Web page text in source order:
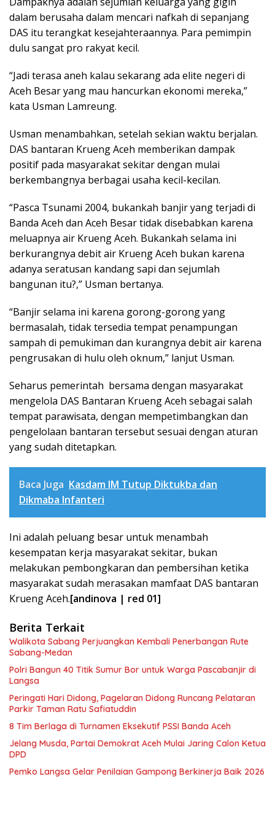
dalam berusaha dalam mencari nafkah di sepanjang
DAS itu terangkat kesejahteraannya. Para pemimpin
dulu sangat pro rakyat kecil.
“Jadi terasa aneh kalau sekarang ada elite negeri di
Aceh Besar yang mau hancurkan ekonomi mereka,”
kata Usman Lamreung.
Usman menambahkan, setelah sekian waktu berjalan.
DAS bantaran Krueng Aceh memberikan dampak
positif pada masyarakat sekitar dengan mulai
berkembangnya berbagai usaha kecil-kecilan.
“Pasca Tsunami 2004, bukankah banjir yang terjadi di
Banda Aceh dan Aceh Besar tidak disebabkan karena
meluapnya air Krueng Aceh. Bukankah selama ini
berkurangnya debit air Krueng Aceh bukan karena
adanya seratusan kandang sapi dan sejumlah
bangunan itu?,” Usman bertanya.
“Banjir selama ini karena gorong-gorong yang
bermasalah, tidak tersedia tempat penampungan
sampah di pemukiman dan kurangnya debit air karena
pengrusakan di hulu oleh oknum,” lanjut Usman.
Seharus pemerintah bersama dengan masyarakat
mengelola DAS Bantaran Krueng Aceh sebagai salah
tempat parawisata, dengan mempetimbangkan dan
pengelolaan bantaran tersebut sesuai dengan aturan
yang sudah ditetapkan.
Baca Juga Kasdam IM Tutup Diktukba dan
Dikmaba Infanteri
Ini adalah peluang besar untuk menambah
kesempatan kerja masyarakat sekitar, bukan
melakukan pembongkaran dan pembersihan ketika
masyarakat sudah merasakan mamfaat DAS bantaran
Krueng Aceh.[andinova | red 01]
Berita Terkait
Walikota Sabang Perjuangkan Kembali Penerbangan Rute
Sabang-Medan
Polri Bangun 40 Titik Sumur Bor untuk Warga Pascabanjir di
Langsa
Peringati Hari Didong, Pagelaran Didong Runcang Pelataran
Parkir Taman Ratu Safiatuddin
8 Tim Berlaga di Turnamen Eksekutif PSSI Banda Aceh
Jelang Musda, Partai Demokrat Aceh Mulai Jaring Calon Ketua
DPD
Pemko Langsa Gelar Penilaian Gampong Berkinerja Baik 2026